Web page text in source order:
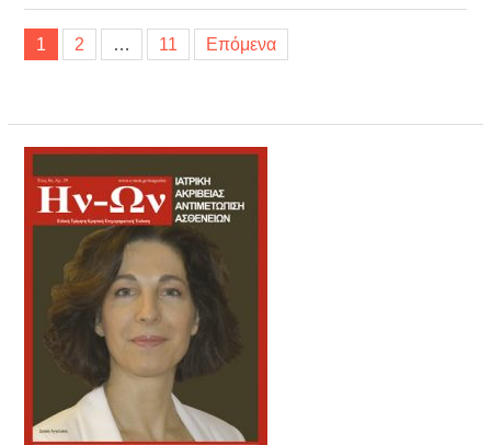
Σελιδοποίηση
άρθρων
1 2 … 11 Επόμενα